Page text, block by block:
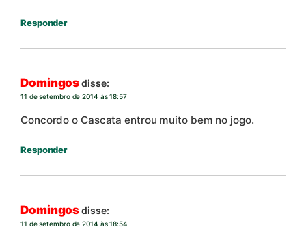
Responder
Domingosdisse:
11 de setembro de 2014 às 18:57
Concordo o Cascata entrou muito bem no jogo.
Responder
Domingosdisse:
11 de setembro de 2014 às 18:54